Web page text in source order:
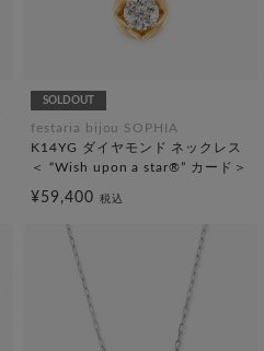
SOLDOUT
festaria bijou SOPHIA
K14YG ダイヤモンド ネックレス
＜ “Wish upon a star®” カード＞
¥59,400 税込